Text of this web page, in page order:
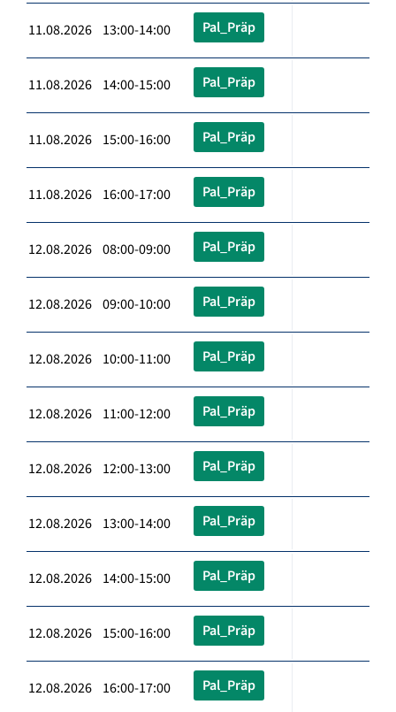
11.08.2026 13:00-14:00 Pal_Präp
11.08.2026 14:00-15:00 Pal_Präp
11.08.2026 15:00-16:00 Pal_Präp
11.08.2026 16:00-17:00 Pal_Präp
12.08.2026 08:00-09:00 Pal_Präp
12.08.2026 09:00-10:00 Pal_Präp
12.08.2026 10:00-11:00 Pal_Präp
12.08.2026 11:00-12:00 Pal_Präp
12.08.2026 12:00-13:00 Pal_Präp
12.08.2026 13:00-14:00 Pal_Präp
12.08.2026 14:00-15:00 Pal_Präp
12.08.2026 15:00-16:00 Pal_Präp
12.08.2026 16:00-17:00 Pal_Präp